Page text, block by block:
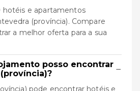
e apartamentos
(província). Compare
a melhor oferta para a sua
posso encontrar −
pode encontrar hotéis e